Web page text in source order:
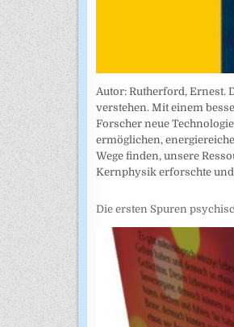
Autor: Rutherford, Ernest.
verstehen. Mit einem
Forscher neue
ermöglichen,
Wege finden, unsere
Kernphysik erforschte und
Die ersten Spuren